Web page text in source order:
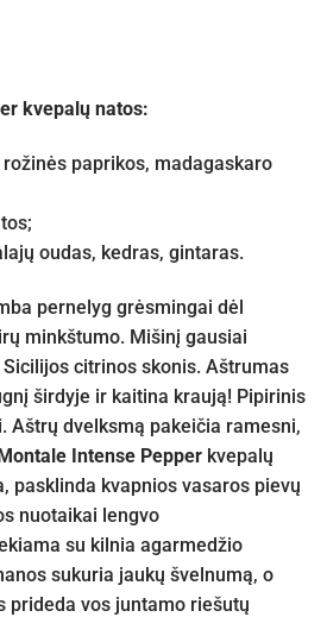
kvepalų natos:
paprikos, madagaskaro
oudas, kedras, gintaras.
pernelyg grėsmingai dėl
minkštumo. Mišinį gausiai
citrinos skonis. Aštrumas
širdyje ir kaitina kraują! Pipirinis
Aštrų dvelksmą pakeičia ramesni,
Intense Pepper kvepalų
pasklinda kvapnios vasaros pievų
nuotaikai lengvo
su kilnia agarmedžio
sukuria jaukų švelnumą, o
prideda vos juntamo riešutų